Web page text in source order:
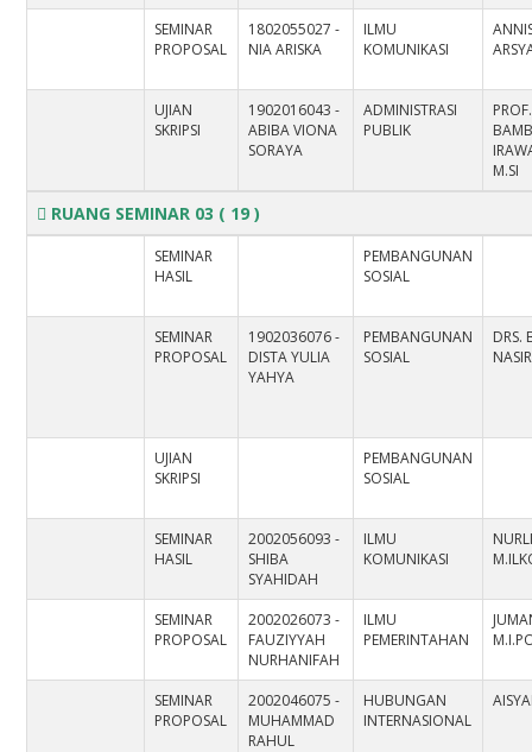
SEMINAR
PROPOSAL
1802055027 -
NIA ARISKA
ILMU
KOMUNIKASI
UJIAN
SKRIPSI
1902016043 -
ABIBA VIONA
SORAYA
ADMINISTRASI
PUBLIK
M.SI
RUANG SEMINAR 03 ( 19 )
SEMINAR
HASIL
PEMBANGUNAN
SOSIAL
SEMINAR
PROPOSAL
1902036076 -
DISTA YULIA
YAHYA
PEMBANGUNAN
SOSIAL
DRS.
UJIAN
SKRIPSI
PEMBANGUNAN
SOSIAL
SEMINAR
HASIL
2002056093 -
SHIBA
SYAHIDAH
ILMU
KOMUNIKASI
SEMINAR
PROPOSAL
2002026073 -
FAUZIYYAH
NURHANIFAH
ILMU
PEMERINTAHAN
SEMINAR
PROPOSAL
2002046075 -
MUHAMMAD
RAHUL
HUBUNGAN
INTERNASIONAL